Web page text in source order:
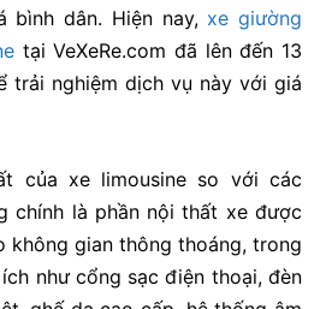
bình dân. Hiện nay, xe giường
tại VeXeRe.com đã lên đến 13
trải nghiệm dịch vụ này với giá
của xe limousine so với các
chính là phần nội thất xe được
không gian thông thoáng, trong
như cổng sạc điện thoại, đèn